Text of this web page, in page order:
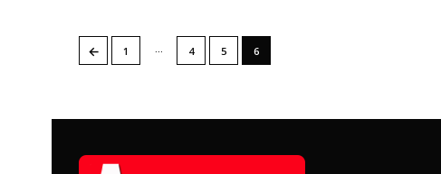
← 1 … 4 5 6